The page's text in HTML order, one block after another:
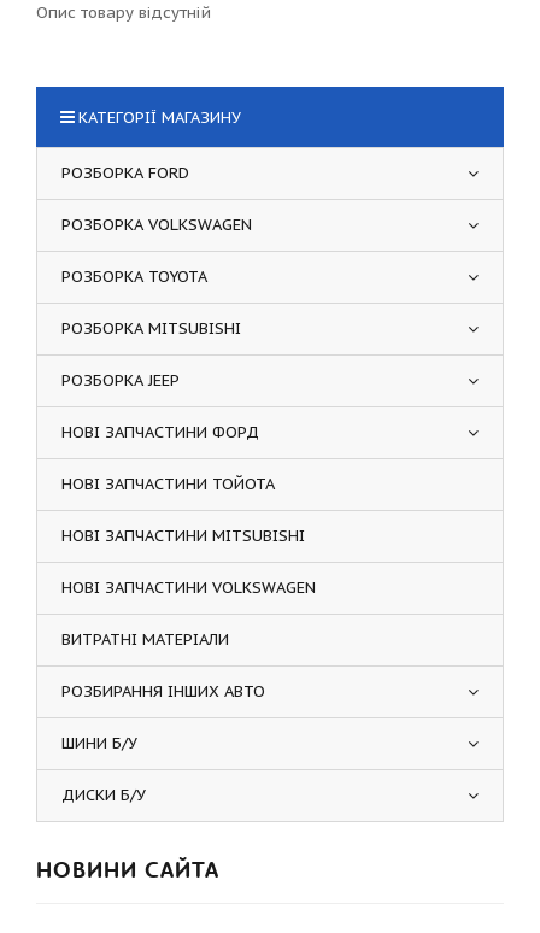
Опис товару відсутній
КАТЕГОРІЇ МАГАЗИНУ
РОЗБОРКА FORD
РОЗБОРКА VOLKSWAGEN
РОЗБОРКА TOYOTA
РОЗБОРКА MITSUBISHI
РОЗБОРКА JEEP
НОВІ ЗАПЧАСТИНИ ФОРД
НОВІ ЗАПЧАСТИНИ ТОЙОТА
НОВІ ЗАПЧАСТИНИ MITSUBISHI
НОВІ ЗАПЧАСТИНИ VOLKSWAGEN
ВИТРАТНІ МАТЕРІАЛИ
РОЗБИРАННЯ ІНШИХ АВТО
ШИНИ Б/У
ДИСКИ Б/У
НОВИНИ САЙТА